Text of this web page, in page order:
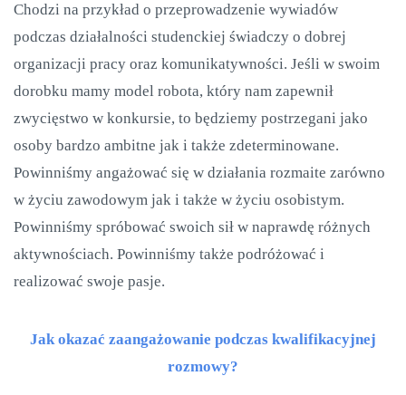
Chodzi na przykład o przeprowadzenie wywiadów
podczas działalności studenckiej świadczy o dobrej
organizacji pracy oraz komunikatywności. Jeśli w swoim
dorobku mamy model robota, który nam zapewnił
zwycięstwo w konkursie, to będziemy postrzegani jako
osoby bardzo ambitne jak i także zdeterminowane.
Powinniśmy angażować się w działania rozmaite zarówno
w życiu zawodowym jak i także w życiu osobistym.
Powinniśmy spróbować swoich sił w naprawdę różnych
aktywnościach. Powinniśmy także podróżować i
realizować swoje pasje.
Jak okazać zaangażowanie podczas kwalifikacyjnej
rozmowy?